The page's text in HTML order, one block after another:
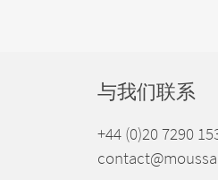
与我们联系
+44 (0)20 7290